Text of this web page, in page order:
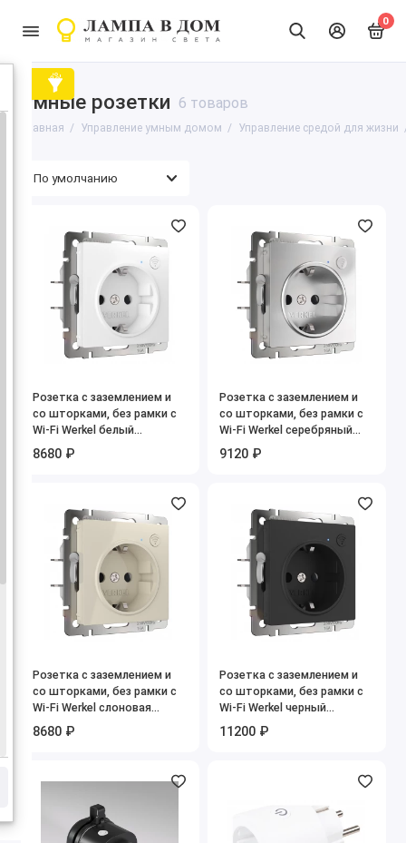
0
Умные розетки 6 товаров
Главная Управление умным домом Управление средой для жизни
Розетка с заземлением и
со шторками, без рамки с
Wi-Fi Werkel белый
W1171601
8680 ₽
Розетка с заземлением и
со шторками, без рамки с
Wi-Fi Werkel серебряный
W1171606
9120 ₽
Розетка с заземлением и
со шторками, без рамки с
Wi-Fi Werkel слоновая
кость W1171603
8680 ₽
Розетка с заземлением и
со шторками, без рамки с
Wi-Fi Werkel черный
матовый W1171608
11200 ₽